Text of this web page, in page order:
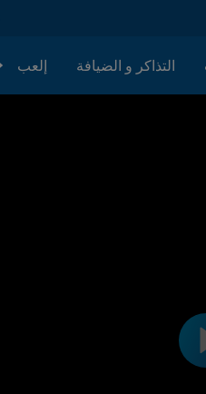
التذاكر و الضيافة إلعب